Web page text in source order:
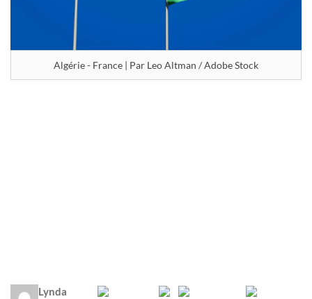
Algérie - France | Par Leo Altman / Adobe Stock
Lynda